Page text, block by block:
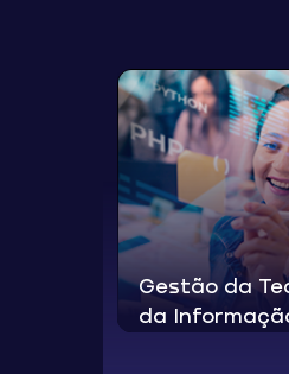
Gestão da
da